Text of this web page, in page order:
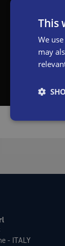
conforme IP54.
fra tutte
protezione
sui
sicurezza e
da
per
- ITALY
This
We
may